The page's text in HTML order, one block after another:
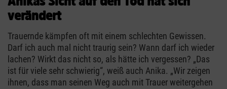
verändert
Trauernde kämpfen oft mit einem schlechten Gewissen.
Darf ich auch mal nicht traurig sein? Wann darf ich wieder
lachen? Wirkt das nicht so, als hätte ich vergessen? „Das
ist für viele sehr schwierig“, weiß auch Anika. „Wir zeigen
ihnen, dass man seinen Weg auch mit Trauer weitergehen